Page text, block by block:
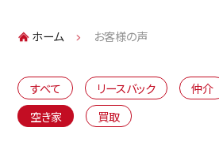
再建築不可物件でお悩みの方
事業用不動産でお悩みの方
空き家・空き地でお悩みの方
ホーム お客様の声
すべて リースバック 仲介
空き家
買取